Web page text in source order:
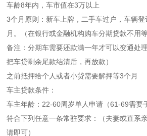
车龄8年内，车市值在3万以上
3个月原则：新车上牌，二手车过户，车辆
月。（在银行或金融机构购车分期贷款不用等
备注：分期车需要还款满一年才可以变通处
把车贷剩余尾款结清后，再放款）
之前抵押给个人或者小贷需要解押等3个月
车主贷款条件：
车主年龄：22-60周岁单人申请（61-69需要
符合下列任意一条常驻要求：（夫妻或直系
请即可）